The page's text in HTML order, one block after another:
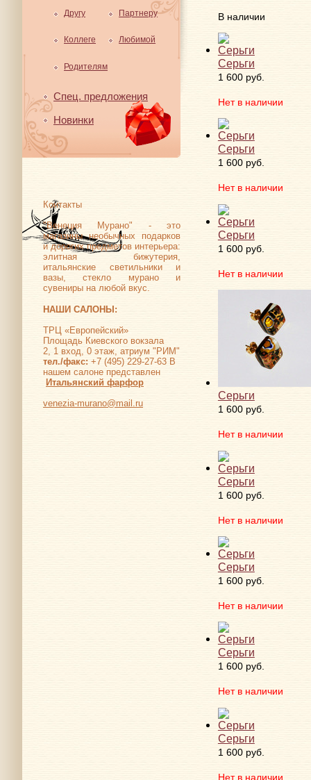
Другу Партнеру
Коллеге Любимой
Родителям
Спец. предложения
Новинки
Контакты
"Венеция Мурано" - это
магазины необычных подарков
и дорогих предметов интерьера:
элитная бижутерия,
итальянские светильники и
вазы, стекло мурано и
сувениры на любой вкус.
НАШИ САЛОНЫ:
ТРЦ «Европейский»
Площадь Киевского вокзала
2, 1 вход, 0 этаж, атриум "РИМ"
тел./факс: +7 (495) 229-27-63 В
нашем салоне представлен
Итальянский фарфор
venezia-murano@mail.ru
В наличии
Серьги
1 600 руб.
Нет в наличии
Серьги
1 600 руб.
Нет в наличии
Серьги
1 600 руб.
Нет в наличии
Серьги
1 600 руб.
Нет в наличии
Серьги
1 600 руб.
Нет в наличии
Серьги
1 600 руб.
Нет в наличии
Серьги
1 600 руб.
Нет в наличии
Серьги
1 600 руб.
Нет в наличии